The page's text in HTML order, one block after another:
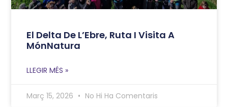
El Delta De L’Ebre, Ruta I Visita A
MónNatura
LLEGIR MÉS »
Març 15, 2026 No Hi Ha Comentaris